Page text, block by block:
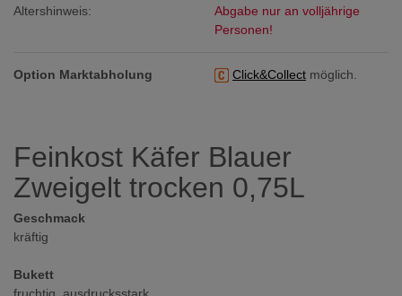
Altershinweis:
Abgabe nur an volljährige
Personen!
Option Marktabholung Click&Collect möglich.
Feinkost Käfer Blauer
Zweigelt trocken 0,75L
Geschmack
kräftig
Bukett
fruchtig, ausdrucksstark